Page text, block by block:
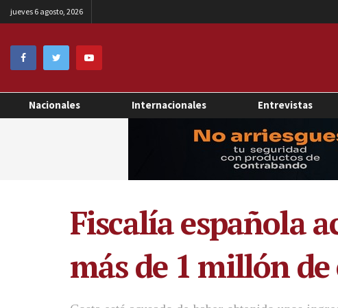
jueves 6 agosto, 2026
Nacionales Internacionales Entrevistas
Fiscalía española
más de 1 millón de